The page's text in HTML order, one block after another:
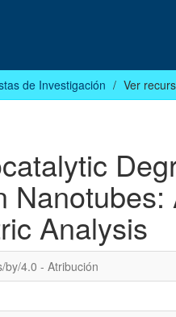
de Investigación Ver
Nanotubes:
Analysis
by/4.0 - Atribución